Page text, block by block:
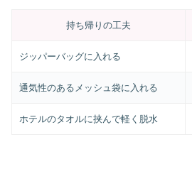
持ち帰りの工夫
ジッパーバッグに入れる
通気性のあるメッシュ袋に入れる
ホテルのタオルに挟んで軽く脱水